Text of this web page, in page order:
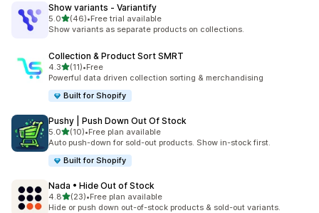
Show variants ‑ Variantify
5.0별 5개 중
(46)
총 리뷰 46개
•Free trial available
Show variants as separate products on collections.
Collection & Product Sort SMRT
4.3별 5개 중
(11)
총 리뷰 11개
•Free
Powerful data driven collection sorting & merchandising
Built for Shopify
Pushy | Push Down Out Of Stock
5.0별 5개 중
(10)
총 리뷰 10개
•Free plan available
Auto push-down for sold-out products. Show in-stock first.
Built for Shopify
Nada • Hide Out of Stock
4.8별 5개 중
(23)
총 리뷰 23개
•Free plan available
Hide or push down out-of-stock products & sold-out variants.